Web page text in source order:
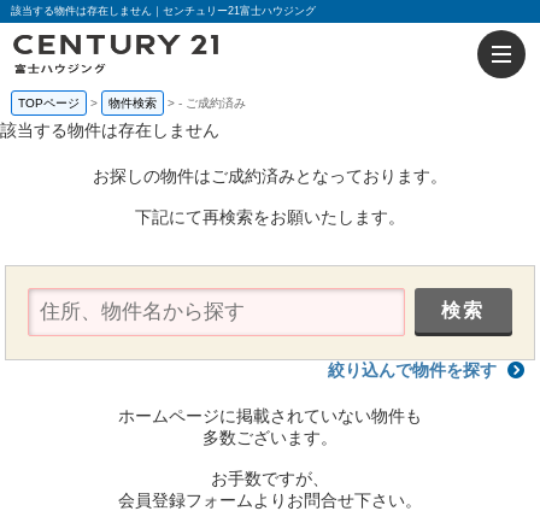
該当する物件は存在しません｜センチュリー21富士ハウジング
TOPページ 物件検索 - ご成約済み
該当する物件は存在しません
お探しの物件はご成約済みとなっております。
下記にて再検索をお願いたします。
絞り込んで物件を探す
ホームページに掲載されていない物件も
多数ございます。
お手数ですが、
会員登録フォームよりお問合せ下さい。